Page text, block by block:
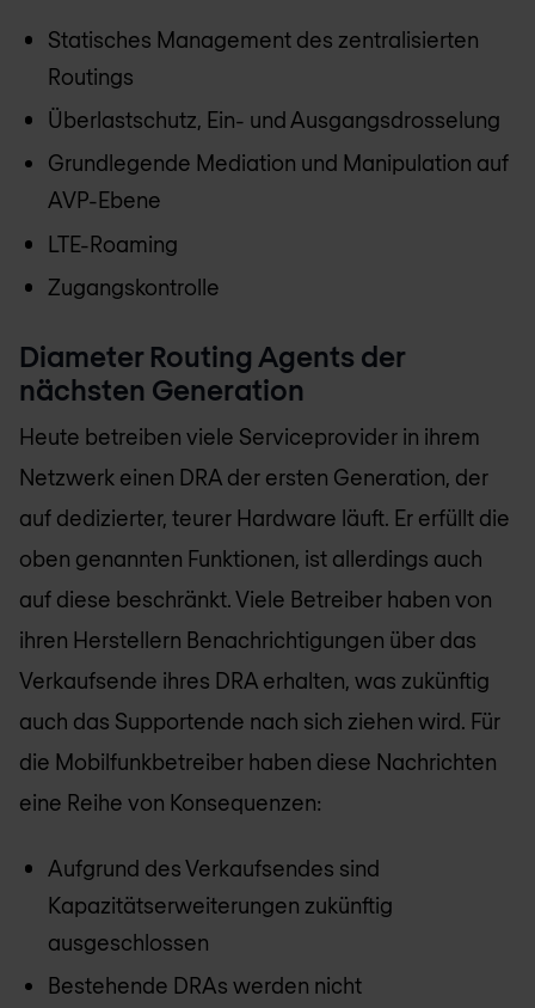
Statisches Management des zentralisierten
Routings
Überlastschutz, Ein- und Ausgangsdrosselung
Grundlegende Mediation und Manipulation auf
AVP-Ebene
LTE-Roaming
Zugangskontrolle
Diameter Routing Agents der
nächsten Generation
Heute betreiben viele Serviceprovider in ihrem
Netzwerk einen DRA der ersten Generation, der
auf dedizierter, teurer Hardware läuft. Er erfüllt die
oben genannten Funktionen, ist allerdings auch
auf diese beschränkt. Viele Betreiber haben von
ihren Herstellern Benachrichtigungen über das
Verkaufsende ihres DRA erhalten, was zukünftig
auch das Supportende nach sich ziehen wird. Für
die Mobilfunkbetreiber haben diese Nachrichten
eine Reihe von Konsequenzen:
Aufgrund des Verkaufsendes sind
Kapazitätserweiterungen zukünftig
ausgeschlossen
Bestehende DRAs werden nicht